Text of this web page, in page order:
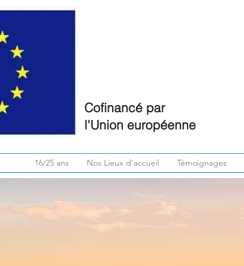
Cofinancé par
l'Union européenne
16/25 ans Nos Lieux d'accueil Témoignages